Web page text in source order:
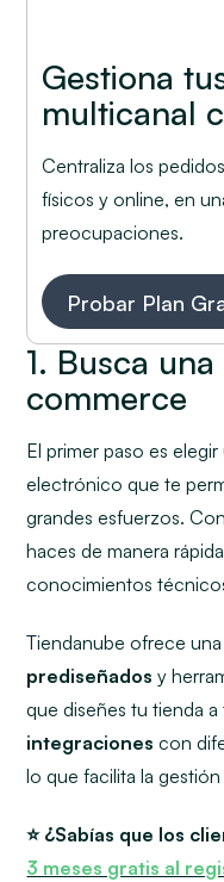
Gestiona
multicanal
Centraliza los
físicos y online, en
preocupaciones.
Probar Plan
1. Busca
commerce
El primer paso es
electrónico que te
grandes esfuerzos.
haces de manera
conocimientos
Tiendanube ofrece
prediseñados y
que diseñes tu tienda
integracionescon
lo que facilita la
⭐ ¿Sabías que los
3 meses gratis al